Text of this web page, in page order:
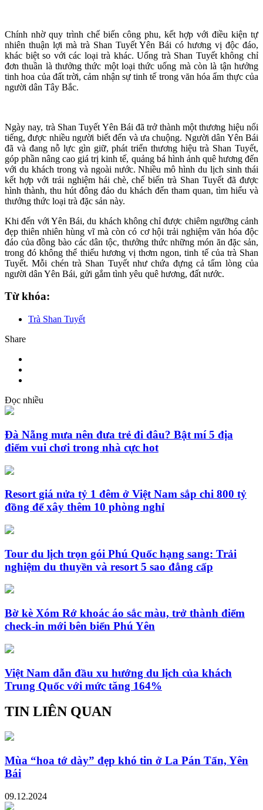
Chính nhờ quy trình chế biến công phu, kết hợp với điều kiện tự
nhiên thuận lợi mà trà Shan Tuyết Yên Bái có hương vị độc đáo,
khác biệt so với các loại trà khác. Uống trà Shan Tuyết không chỉ
đơn thuần là thưởng thức một loại thức uống mà còn là tận hưởng
tinh hoa của đất trời, cảm nhận sự tinh tế trong văn hóa ẩm thực của
người dân Tây Bắc.
Ngày nay, trà Shan Tuyết Yên Bái đã trở thành một thương hiệu nổi
tiếng, được nhiều người biết đến và ưa chuộng. Người dân Yên Bái
đã và đang nỗ lực gìn giữ, phát triển thương hiệu trà Shan Tuyết,
góp phần nâng cao giá trị kinh tế, quảng bá hình ảnh quê hương đến
với du khách trong và ngoài nước. Nhiều mô hình du lịch sinh thái
kết hợp với trải nghiệm hái chè, chế biến trà Shan Tuyết đã được
hình thành, thu hút đông đảo du khách đến tham quan, tìm hiểu và
thưởng thức loại trà đặc sản này.
Khi đến với Yên Bái, du khách không chỉ được chiêm ngưỡng cảnh
đẹp thiên nhiên hùng vĩ mà còn có cơ hội trải nghiệm văn hóa độc
đáo của đồng bào các dân tộc, thưởng thức những món ăn đặc sản,
trong đó không thể thiếu hương vị thơm ngon, tinh tế của trà Shan
Tuyết. Mỗi chén trà Shan Tuyết như chứa đựng cả tấm lòng của
người dân Yên Bái, gửi gắm tình yêu quê hương, đất nước.
Từ khóa:
Trà Shan Tuyết
Share
Đọc nhiều
Đà Nẵng mưa nên đưa trẻ đi đâu? Bật mí 5 địa
điểm vui chơi trong nhà cực hot
Resort giá nửa tỷ 1 đêm ở Việt Nam sắp chi 800 tỷ
đồng để xây thêm 10 phòng nghỉ
Tour du lịch trọn gói Phú Quốc hạng sang: Trải
nghiệm du thuyền và resort 5 sao đẳng cấp
Bờ kè Xóm Rớ khoác áo sắc màu, trở thành điểm
check-in mới bên biển Phú Yên
Việt Nam dẫn đầu xu hướng du lịch của khách
Trung Quốc với mức tăng 164%
TIN LIÊN QUAN
Mùa “hoa tớ dày” đẹp khó tin ở La Pán Tẩn, Yên
Bái
09.12.2024